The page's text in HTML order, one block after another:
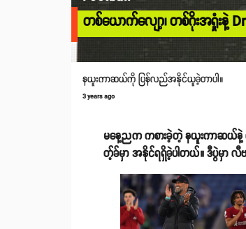
တစ်ယောက်လျော့၊ တစ်ဂိုးအရှုံးနဲ့
နယူးကာဆယ်ကို ပြန်လည်အနိုင်ယူခဲ့တာပါ။
3 years ago
မနေ့ညက ကစားခဲ့တဲ့ နယူးကာဆယ်နဲ့ လီ
တ့်ခ်မှာ အနိုင်ရရှိခဲ့ပါတယ်။ ဒီပွဲမှာ လီဗ